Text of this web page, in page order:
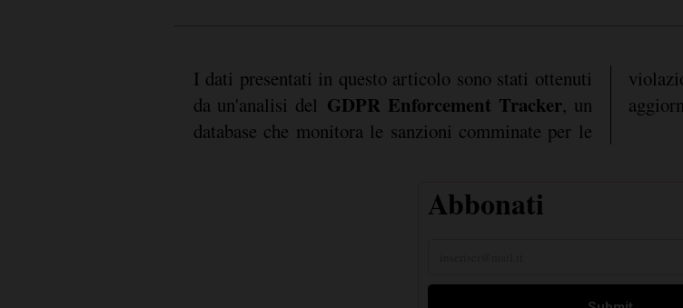
I dati presentati in questo articolo sono stati ottenuti
da un'analisi del GDPR Enforcement Tracker, un
database che monitora le sanzioni comminate per le